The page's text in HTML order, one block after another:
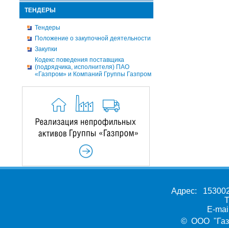
ТЕНДЕРЫ
Тендеры
Положение о закупочной деятельности
Закупки
Кодекс поведения поставщика
(подрядчика, исполнителя) ПАО
«Газпром» и Компаний Группы Газпром
Адрес:
E-
© ООО